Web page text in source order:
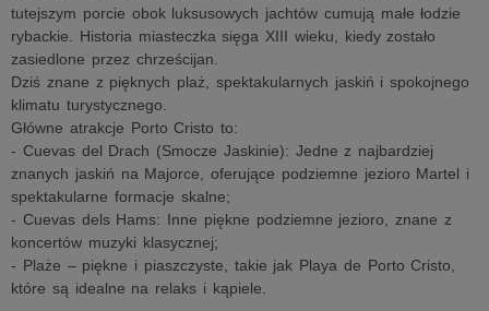
tutejszym porcie obok luksusowych jachtów cumują małe łodzie
rybackie. Historia miasteczka sięga XIII wieku, kiedy zostało
zasiedlone przez chrześcijan.
Dziś znane z pięknych plaż, spektakularnych jaskiń i spokojnego
klimatu turystycznego.
Główne atrakcje Porto Cristo to:
- Cuevas del Drach (Smocze Jaskinie): Jedne z najbardziej
znanych jaskiń na Majorce, oferujące podziemne jezioro Martel i
spektakularne formacje skalne;
- Cuevas dels Hams: Inne piękne podziemne jezioro, znane z
koncertów muzyki klasycznej;
- Plaże – piękne i piaszczyste, takie jak Playa de Porto Cristo,
które są idealne na relaks i kąpiele.